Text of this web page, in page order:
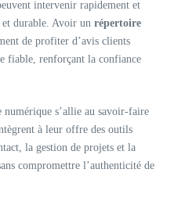
intervenir rapidement et
durable. Avoir un répertoire
de profiter d’avis clients
fiable, renforçant la confiance
s’allie au savoir-faire
à leur offre des outils
la gestion de projets et la
compromettre l’authenticité de